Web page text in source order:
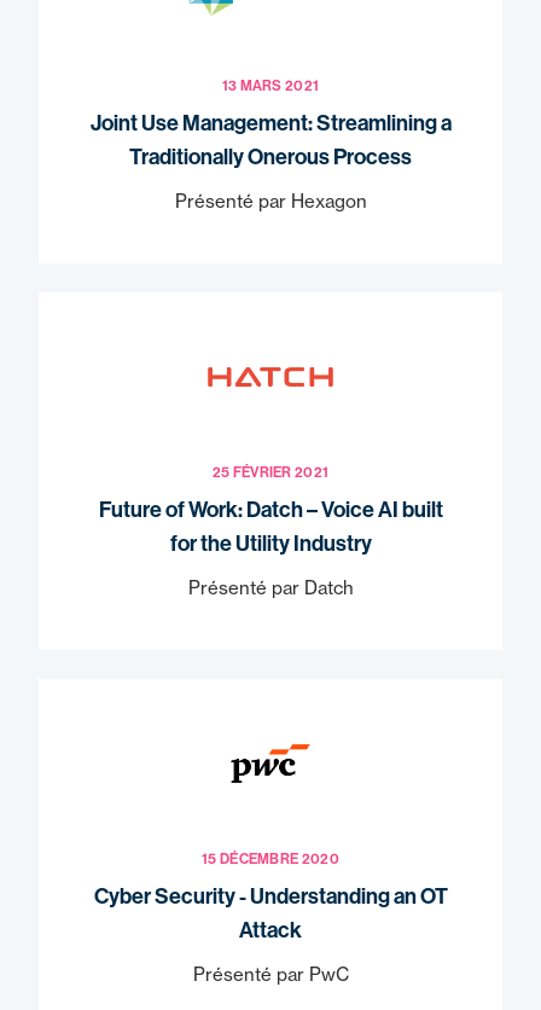
13 MARS 2021
Joint Use Management: Streamlining a
Traditionally Onerous Process
Présenté par Hexagon
25 FÉVRIER 2021
Future of Work: Datch – Voice AI built
for the Utility Industry
Présenté par Datch
15 DÉCEMBRE 2020
Cyber Security - Understanding an OT
Attack
Présenté par PwC